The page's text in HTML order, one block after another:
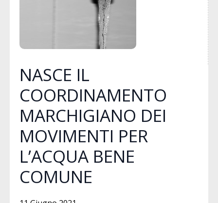
NASCE IL
COORDINAMENTO
MARCHIGIANO DEI
MOVIMENTI PER
L’ACQUA BENE
COMUNE